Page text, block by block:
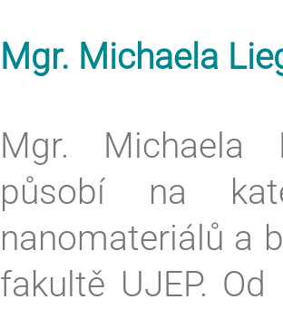
Mgr. Michaela
Mgr. Michaela
působí na
nanomateriálů a
fakultě UJEP.